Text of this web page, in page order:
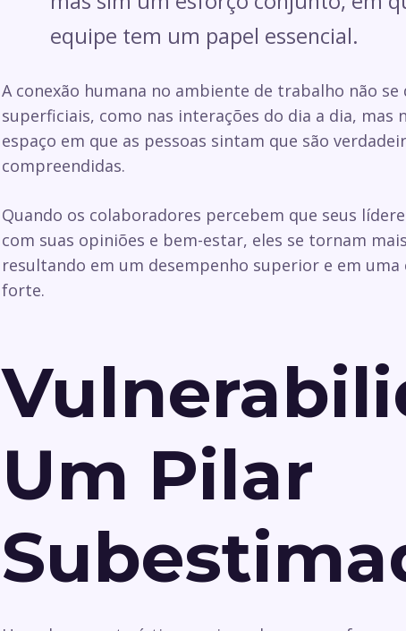
equipe tem um papel essencial.
A conexão humana no ambiente de trabalho não se
superficiais, como nas interações do dia a dia, mas
espaço em que as pessoas sintam que são
compreendidas.
Quando os colaboradores percebem que seus
com suas opiniões e bem-estar, eles se tornam
resultando em um desempenho superior e em
forte.
Um Pilar